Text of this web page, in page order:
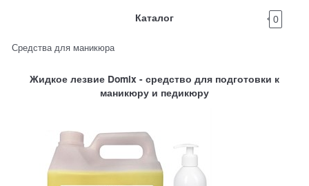
Каталог 0
Средства для маникюра
Жидкое лезвие Domix - средство для подготовки к
маникюру и педикюру